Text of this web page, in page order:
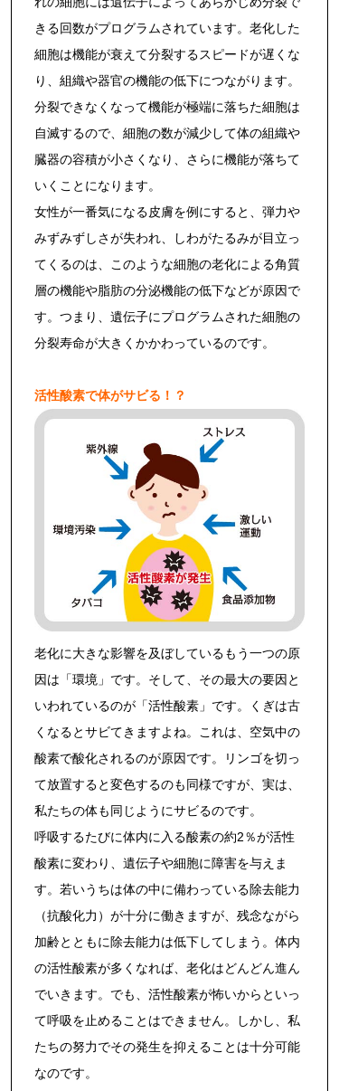
きる回数がプログラムされています。老化した
細胞は機能が衰えて分裂するスピードが遅くな
り、組織や器官の機能の低下につながります。
分裂できなくなって機能が極端に落ちた細胞は
自滅するので、細胞の数が減少して体の組織や
臓器の容積が小さくなり、さらに機能が落ちて
いくことになります。
女性が一番気になる皮膚を例にすると、弾力や
みずみずしさが失われ、しわがたるみが目立っ
てくるのは、このような細胞の老化による角質
層の機能や脂肪の分泌機能の低下などが原因で
す。つまり、遺伝子にプログラムされた細胞の
分裂寿命が大きくかかわっているのです。
活性酸素で体がサビる！？
老化に大きな影響を及ぼしているもう一つの原
因は「環境」です。そして、その最大の要因と
いわれているのが「活性酸素」です。くぎは古
くなるとサビてきますよね。これは、空気中の
酸素で酸化されるのが原因です。リンゴを切っ
て放置すると変色するのも同様ですが、実は、
私たちの体も同じようにサビるのです。
呼吸するたびに体内に入る酸素の約2％が活性
酸素に変わり、遺伝子や細胞に障害を与えま
す。若いうちは体の中に備わっている除去能力
（抗酸化力）が十分に働きますが、残念ながら
加齢とともに除去能力は低下してしまう。体内
の活性酸素が多くなれば、老化はどんどん進ん
でいきます。でも、活性酸素が怖いからといっ
て呼吸を止めることはできません。しかし、私
たちの努力でその発生を抑えることは十分可能
なのです。